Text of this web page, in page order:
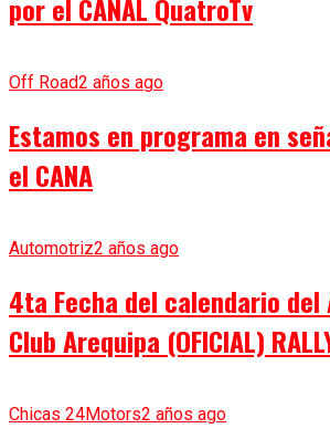
por el CANAL QuatroTv
Off Road2 años ago
Estamos en programa en
el CANA
Automotriz2 años ago
4ta Fecha del calendario del
Club Arequipa (OFICIAL)
Chicas 24Motors2 años ago